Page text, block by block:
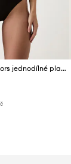
MICHAEL Michael Kors jednodílné plavky dámské